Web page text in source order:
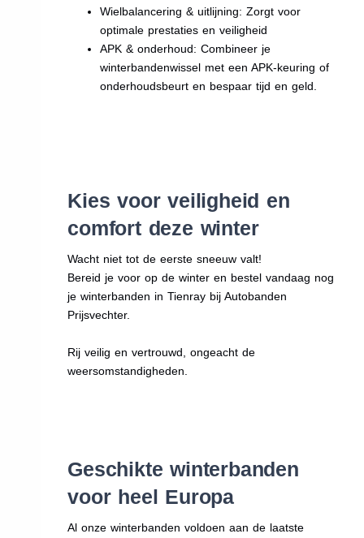
Wielbalancering & uitlijning: Zorgt voor
optimale prestaties en veiligheid
APK & onderhoud: Combineer je
winterbandenwissel met een APK-keuring of
onderhoudsbeurt en bespaar tijd en geld.
Kies voor veiligheid en
comfort deze winter
Wacht niet tot de eerste sneeuw valt!
Bereid je voor op de winter en bestel vandaag nog
je winterbanden in Tienray bij Autobanden
Prijsvechter.
Rij veilig en vertrouwd, ongeacht de
weersomstandigheden.
Geschikte winterbanden
voor heel Europa
Al onze winterbanden voldoen aan de laatste